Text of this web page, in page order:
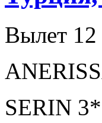
Вылет 12
SERIN